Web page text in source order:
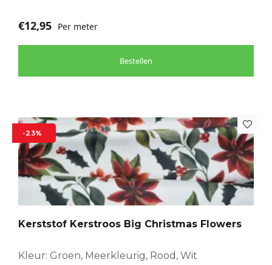
€12,95 Per meter
Bestellen
-23%
Kerststof Kerstroos Big Christmas Flowers
Kleur: Groen, Meerkleurig, Rood, Wit